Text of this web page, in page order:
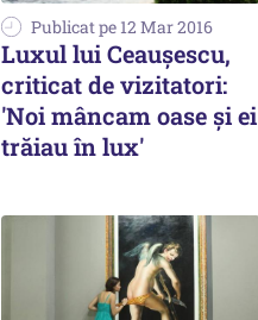
Publicat pe 12 Mar 2016
Luxul lui Ceaușescu,
criticat de vizitatori:
'Noi mâncam oase și ei
trăiau în lux'